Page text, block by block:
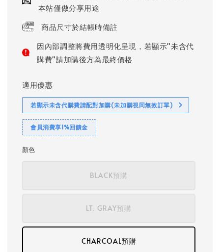
本站僅做分享用途
商品尺寸於結帳時備註
因內部調整將費用透明化呈現，若顯示"未含代
購費"請加購後方為最終價格
適用優惠
若顯示未含代購費請配對加購(未加購視同無效訂單)
會員消費享1%回饋金
顏色
BLACK預購
LT. GRAY預購
CHARCOAL預購